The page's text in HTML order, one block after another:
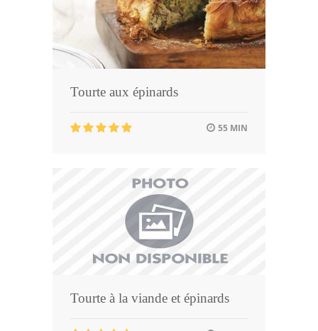
Tourte aux épinards
55 MIN
Tourte à la viande et épinards